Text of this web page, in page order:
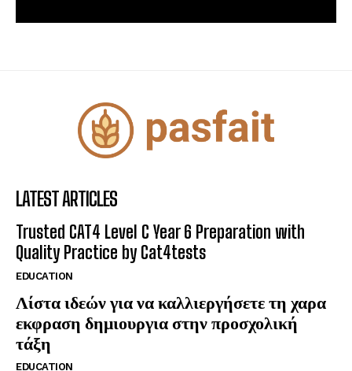
LATEST ARTICLES
Trusted CAT4 Level C Year 6 Preparation with
Quality Practice by Cat4tests
EDUCATION
Λίστα ιδεών για να καλλιεργήσετε τη χαρα
εκφραση δημιουργια στην προσχολική
τάξη
EDUCATION